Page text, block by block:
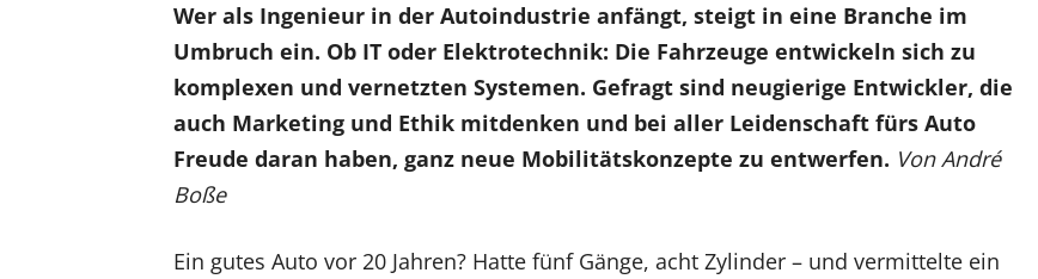
Wer als Ingenieur in der Autoindustrie anfängt, steigt in eine Branche im
Umbruch ein. Ob IT oder Elektrotechnik: Die Fahrzeuge entwickeln sich zu
komplexen und vernetzten Systemen. Gefragt sind neugierige Entwickler, die
auch Marketing und Ethik mitdenken und bei aller Leidenschaft fürs Auto
Freude daran haben, ganz neue Mobilitätskonzepte zu entwerfen. Von André
Boße
Ein gutes Auto vor 20 Jahren? Hatte fünf Gänge, acht Zylinder – und vermittelte ein